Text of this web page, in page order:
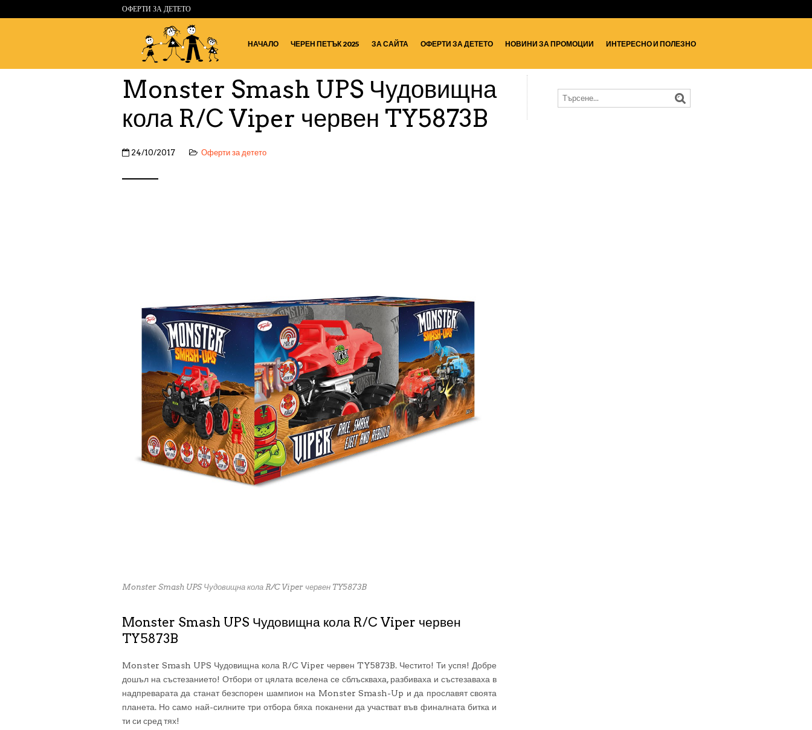
ОФЕРТИ ЗА ДЕТЕТО
НАЧАЛО ЧЕРЕН ПЕТЪК 2025 ЗА САЙТА ОФЕРТИ ЗА ДЕТЕТО НОВИНИ ЗА ПРОМОЦИИ ИНТЕРЕСНО И ПОЛЕЗНО
Monster Smash UPS Чудовищна
кола R/C Viper червен TY5873B
24/10/2017 Оферти за детето
Monster Smash UPS Чудовищна кола R/C Viper червен TY5873B
Monster Smash UPS Чудовищна кола R/C Viper червен
TY5873B
Monster Smash UPS Чудовищна кола R/C Viper червен TY5873B. Честито! Ти успя! Добре
дошъл на състезанието! Отбори от цялата вселена се сблъскваха, разбиваха и състезаваха в
надпреварата да станат безспорен шампион на Monster Smash-Up и да прославят своята
планета. Но само най-силните три отбора бяха поканени да участват във финалната битка и
ти си сред тях!